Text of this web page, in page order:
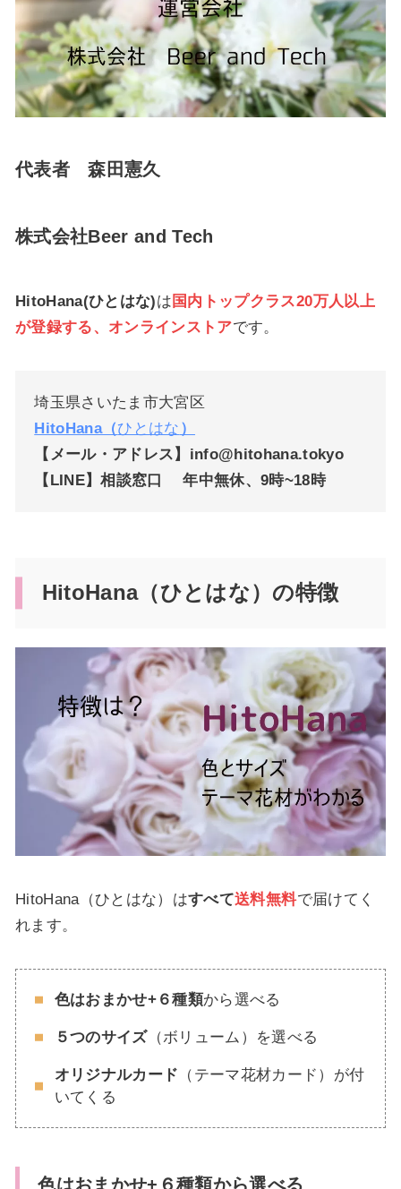
代表者 森田憲久
株式会社Beer and Tech
HitoHana(ひとはな)は 国内トップクラス20万人以上
が登録する、オンラインストアです。
埼玉県さいたま市大宮区
HitoHana（ひとはな ）
【メール・アドレス】info@hitohana.tokyo
【LINE】相談窓口 年中無休、9時~18時
HitoHana（ひとはな）の特徴
HitoHana（ひとはな）はすべて送料無料で届けてく
れます。
色はおまかせ+６種類から選べる
５つのサイズ（ボリューム）を選べる
オリジナルカード （テーマ花材カード）が付
いてくる
色はおまかせ+６種類から選べる